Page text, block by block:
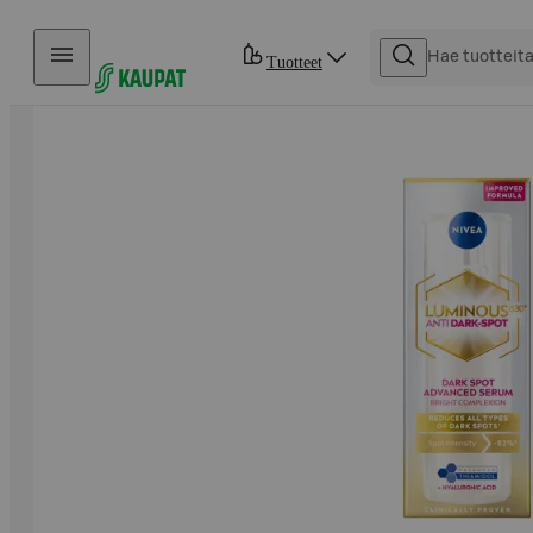
Hyppää sisältöön
Tuotteet